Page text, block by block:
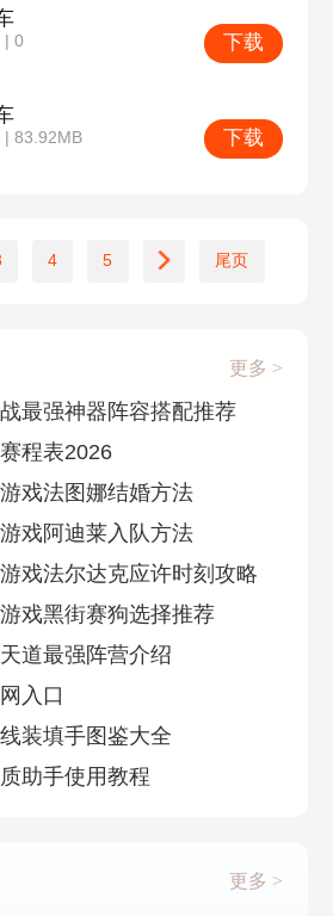
| 0 下载
| 83.92MB 下载
4 5 尾页
更多 >
最强神器阵容搭配推荐
程表2026
戏法图娜结婚方法
戏阿迪莱入队方法
戏法尔达克应许时刻攻略
戏黑街赛狗选择推荐
道最强阵营介绍
入口
装填手图鉴大全
助手使用教程
更多 >